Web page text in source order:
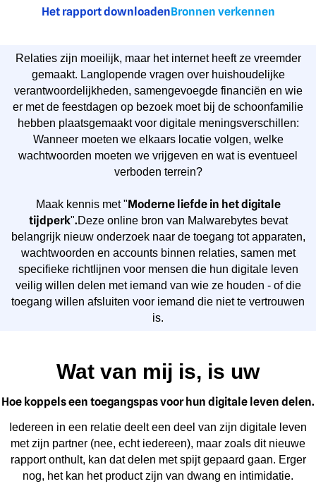
Het rapport downloadenBronnen verkennen
Relaties zijn moeilijk, maar het internet heeft ze vreemder
gemaakt. Langlopende vragen over huishoudelijke
verantwoordelijkheden, samengevoegde financiën en wie
er met de feestdagen op bezoek moet bij de schoonfamilie
hebben plaatsgemaakt voor digitale meningsverschillen:
Wanneer moeten we elkaars locatie volgen, welke
wachtwoorden moeten we vrijgeven en wat is eventueel
verboden terrein?
Maak kennis met "Moderne liefde in het digitale
tijdperk".Deze online bron van Malwarebytes bevat
belangrijk nieuw onderzoek naar de toegang tot apparaten,
wachtwoorden en accounts binnen relaties, samen met
specifieke richtlijnen voor mensen die hun digitale leven
veilig willen delen met iemand van wie ze houden - of die
toegang willen afsluiten voor iemand die niet te vertrouwen
is.
Wat van mij is, is uw
Hoe koppels een toegangspas voor hun digitale leven delen.
Iedereen in een relatie deelt een deel van zijn digitale leven
met zijn partner (nee, echt iedereen), maar zoals dit nieuwe
rapport onthult, kan dat delen met spijt gepaard gaan. Erger
nog, het kan het product zijn van dwang en intimidatie.